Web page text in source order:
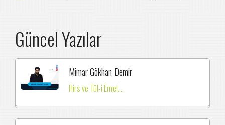
Güncel Yazılar
Mimar Gökhan Demir
Hirs ve Tûl-i Emel....